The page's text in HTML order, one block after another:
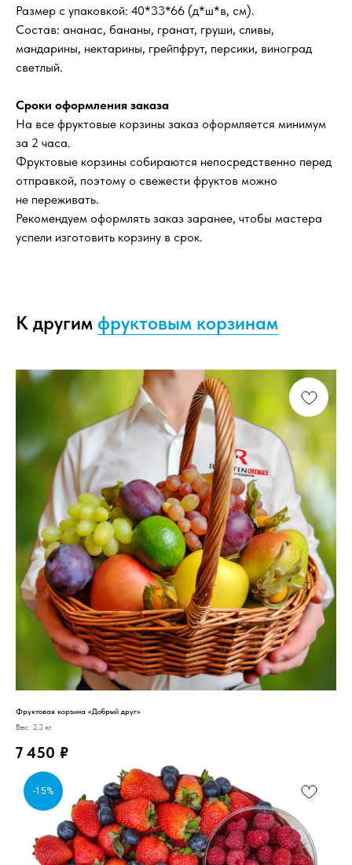
Размер с упаковкой: 40*33*66 (д*ш*в, см).
Состав: ананас, бананы, гранат, груши, сливы,
мандарины, нектарины, грейпфрут, персики, виноград
светлый.
Сроки оформления заказа
На все фруктовые корзины заказ оформляется минимум
за 2 часа.
Фруктовые корзины собираются непосредственно перед
отправкой, поэтому о свежести фруктов можно
не переживать.
Рекомендуем оформлять заказ заранее, чтобы мастера
успели изготовить корзину в срок.
К другим фруктовым корзинам
Фруктовая корзина «Добрый друг»
Вес: 3,3 кг.
7 450 ₽
-15%